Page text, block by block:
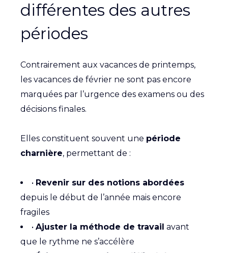
différentes des autres
périodes
Contrairement aux vacances de printemps,
les vacances de février ne sont pas encore
marquées par l’urgence des examens ou des
décisions finales.
Elles constituent souvent une période
charnière, permettant de :
• Revenir sur des notions abordées
depuis le début de l’année mais encore
fragiles
• Ajuster la méthode de travail avant
que le rythme ne s’accélère